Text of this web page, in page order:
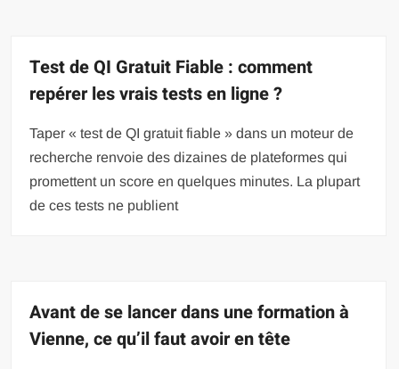
Test de QI Gratuit Fiable : comment
repérer les vrais tests en ligne ?
Taper « test de QI gratuit fiable » dans un moteur de
recherche renvoie des dizaines de plateformes qui
promettent un score en quelques minutes. La plupart
de ces tests ne publient
Avant de se lancer dans une formation à
Vienne, ce qu’il faut avoir en tête